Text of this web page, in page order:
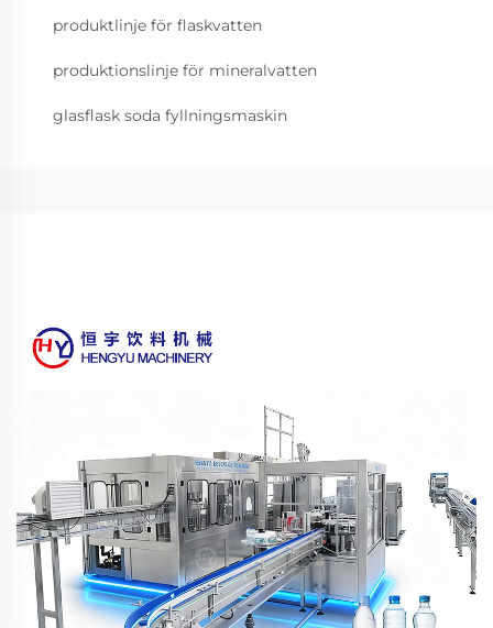
produktlinje för flaskvatten
produktionslinje för mineralvatten
glasflask soda fyllningsmaskin